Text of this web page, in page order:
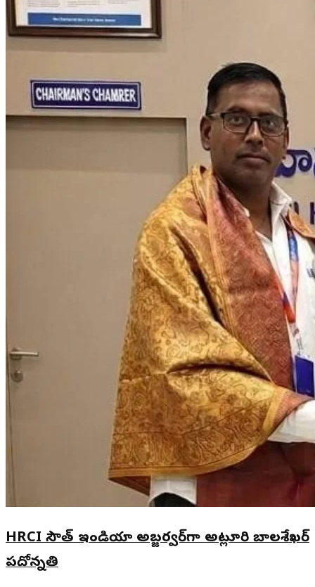
HRCI సౌత్ ఇండియా అబ్జర్వర్‌గా అట్లూరి బాలశేఖర్
పదోన్నతి